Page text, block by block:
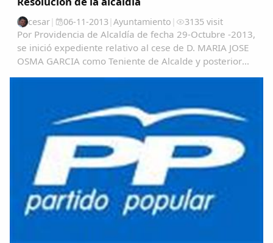
cesar| 06-11-2013| Ayuntamiento | 3135 visit
Por Providencia de Alcaldía de fecha 29-Octubre -2013,
se inició expediente relativo al cese de D. MARIA JOSE
OSMA GARCIA como Teniente de Alcalde y posterior
nombramiento de D. ANGEL GONZALO GIL GARCIA en
Comparte
Compartir en Facebook
Copiar enlace